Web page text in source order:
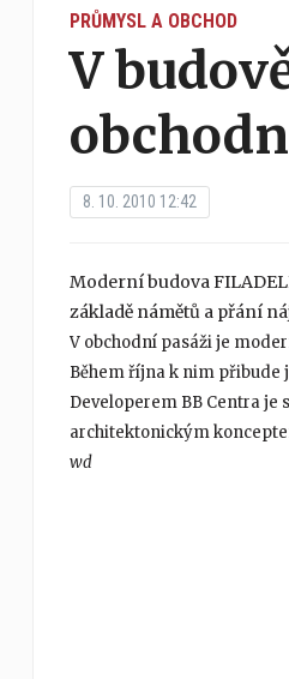
PRŮMYSL A OBCHOD
V
8. 10. 2010 12:42
Moderní budova
základě námětů a přání
V obchodní pasáži je
Během října k nim přibude
Developerem BB Centra je
architektonickým
wd